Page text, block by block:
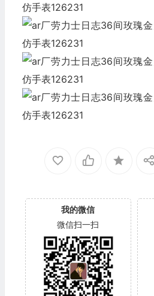
我的微信
微信扫一扫